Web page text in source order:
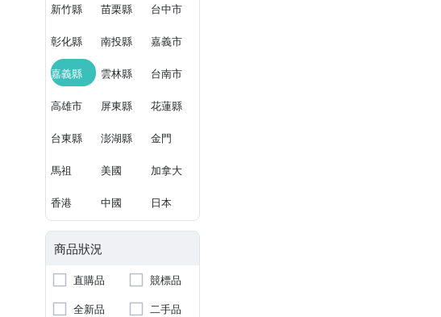
新竹縣 苗栗縣 台中市
彰化縣 南投縣 嘉義市
嘉義縣 雲林縣 台南市
高雄市 屏東縣 花蓮縣
台東縣 澎湖縣 金門
馬祖 美國 加拿大
香港 中國 日本
商品狀況
直購品
競標品
全新品
二手品